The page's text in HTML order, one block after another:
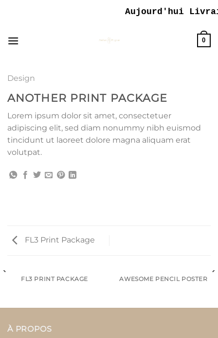
Aujourd'hui
0
Design
ANOTHER PRINT PACKAGE
Lorem ipsum dolor sit amet, consectetuer
adipiscing elit, sed diam nonummy nibh euismod
tincidunt ut laoreet dolore magna aliquam erat
volutpat.
FL3 Print Package
FL3 PRINT PACKAGE AWESOME PENCIL POSTER
À PROPOS